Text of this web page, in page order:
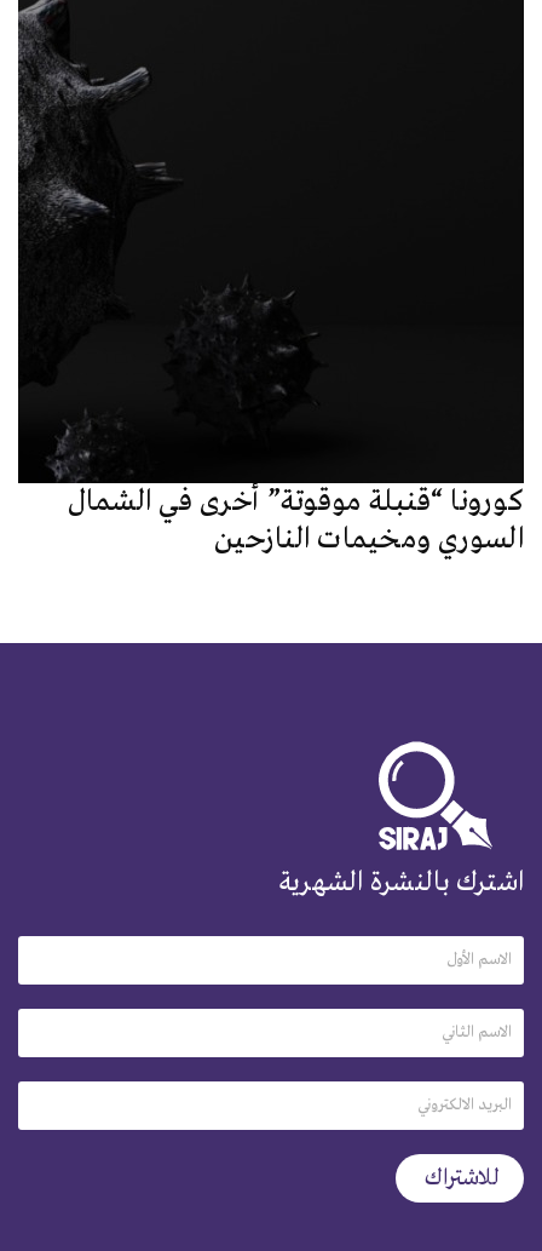
كورونا “قنبلة موقوتة” أخرى في الشمال
السوري ومخيمات النازحين
اشترك بالنشرة الشهرية